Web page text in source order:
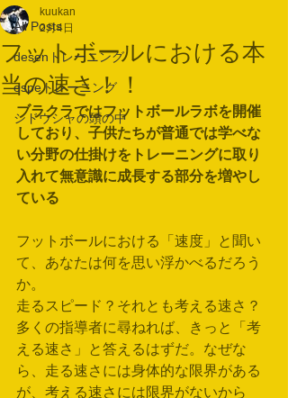
All Posts
desenトレーニング
espeトレーニング
シドウシャの頭の中
フットボールにおける本
当の速さ！！
kuukan
2月4日
ブラクラではフットボールラボを開催
しており、子供たちが普通では学べな
い分野の仕掛けをトレーニングに取り
入れて無意識に成長する部分を増やし
ている
フットボールにおける「速度」と聞い
て、あなたは何を思い浮かべるだろう
か。
走るスピード？それとも考える速さ？
多くの指導者に尋ねれば、きっと「考
える速さ」と答えるはずだ。なぜな
ら、走る速さには身体的な限界がある
が、考える速さには限界がないから